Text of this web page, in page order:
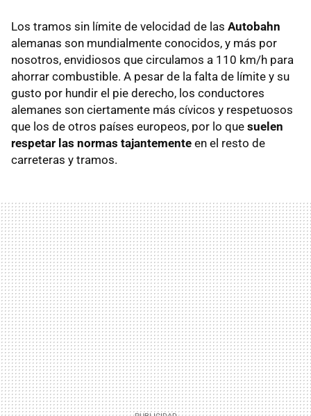
Los tramos sin límite de velocidad de las Autobahn
alemanas son mundialmente conocidos, y más por
nosotros, envidiosos que circulamos a 110 km/h para
ahorrar combustible. A pesar de la falta de límite y su
gusto por hundir el pie derecho, los conductores
alemanes son ciertamente más cívicos y respetuosos
que los de otros países europeos, por lo que suelen
respetar las normas tajantemente en el resto de
carreteras y tramos.